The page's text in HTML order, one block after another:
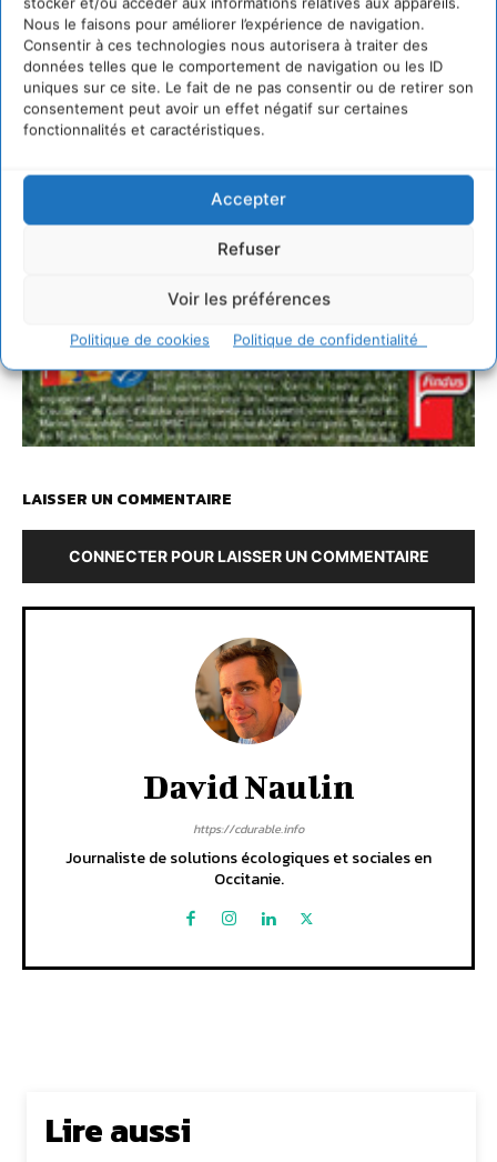
Nous le faisons pour améliorer l’expérience de navigation.
Consentir à ces technologies nous autorisera à traiter des
données telles que le comportement de navigation ou les ID
uniques sur ce site. Le fait de ne pas consentir ou de retirer son
consentement peut avoir un effet négatif sur certaines
fonctionnalités et caractéristiques.
Accepter
Refuser
Voir les préférences
Politique de cookies Politique de confidentialité
LAISSER UN COMMENTAIRE
CONNECTER POUR LAISSER UN COMMENTAIRE
David Naulin
https://cdurable.info
Journaliste de solutions écologiques et sociales en
Occitanie.
Lire aussi